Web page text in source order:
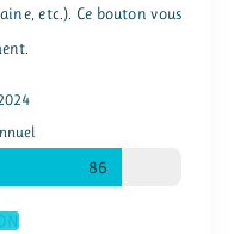
etc.). Ce bouton vous
86